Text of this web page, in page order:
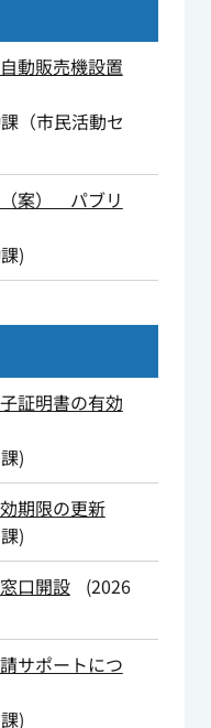
動販売機設置
（市民活動セ
案） パブリ
)
証明書の有効
)
期限の更新
)
口開設
(2026
サポートにつ
)